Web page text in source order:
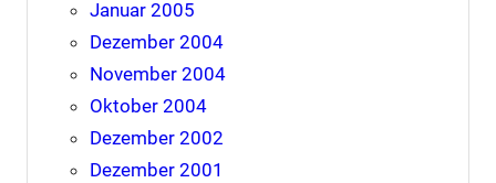
Januar 2005
Dezember 2004
November 2004
Oktober 2004
Dezember 2002
Dezember 2001